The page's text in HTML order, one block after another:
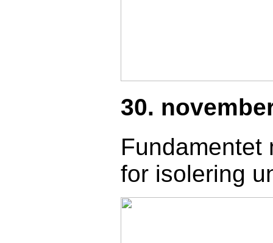
30.
Fundamentet
for isolering